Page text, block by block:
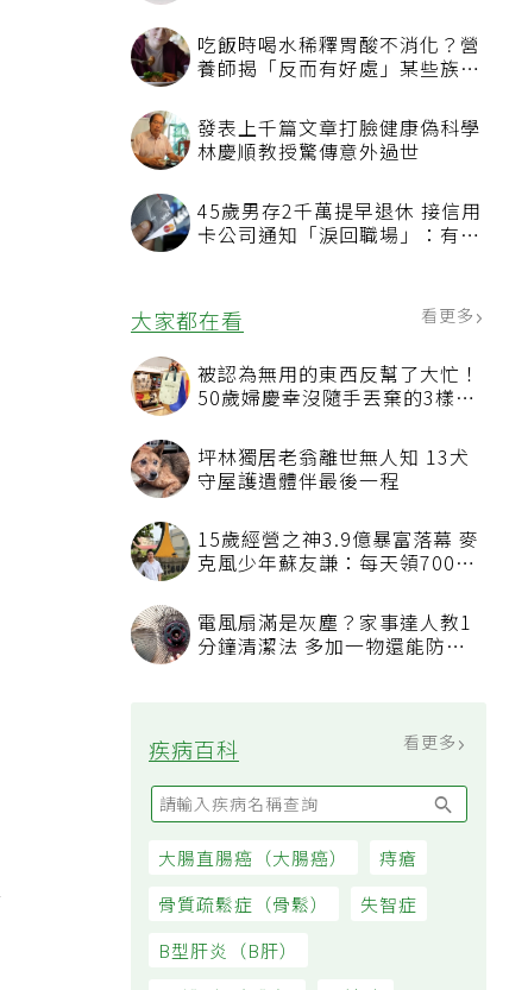
吃飯時喝水稀釋胃酸不消化？營
養師揭「反而有好處」某些族群
發表上千篇文章打臉健康偽科學
林慶順教授驚傳意外過世
45歲男存2千萬提早退休 接信用
卡公司通知「淚回職場」：有錢
大家都在看
被認為無用的東西反幫了大忙！
50歲婦慶幸沒隨手丟棄的3樣物
坪林獨居老翁離世無人知 13犬
守屋護遺體伴最後一程
15歲經營之神3.9億暴富落幕 麥
電風扇滿是灰塵？家事達人教1
疾病百科